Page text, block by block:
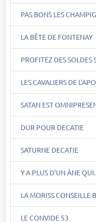
PAS BONS LES
LA BÊTE DE FONTENAY
PROFITEZ DES SOLDES
LES CAVALIERS DE
SATAN EST
DUR POUR DECATIE
SATURNE DECATIE
Y A PLUS D'UN ÂNE
LA MORISS CONSEILLE
LE CONVIDE 53